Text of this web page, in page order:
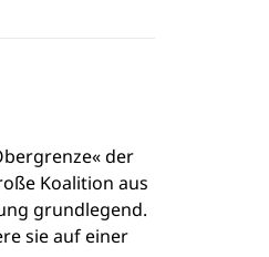
der
Koalition aus
grundlegend.
sie auf einer